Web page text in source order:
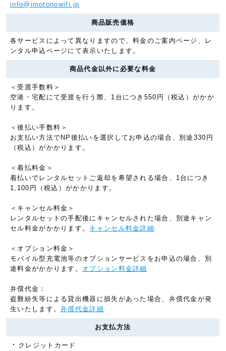
info@imotonowifi.jp
商品販売価格
各サービスによって異なりますので、料金のご案内ページ、レ
ンタル申込ページにて表示いたします。
商品代金以外に必要な料金
＜受渡手数料＞
空港・宅配にて受渡を行う際、1台につき550円（税込）がかか
ります。
＜後払い手数料＞
お支払い方法でNP後払いを選択してお申込の場合、別途330円
（税込）がかかります。
＜着払料金＞
着払いでレンタルセットご返却を希望される場合、1台につき
1,100円（税込）がかかります。
＜キャンセル料金＞
レンタルセットの手配後にキャンセルされた場合、別途キャン
セル料金がかかります。 キャンセル料金詳細
＜オプション料金＞
モバイル型充電池等のオプションサービスをお申込の場合、別
途料金がかかります。 オプション料金詳細
弁償代金：
盗難紛失等による貸出機器に損失があった場合、弁償代金が発
生いたします。弁償代金詳細
お支払方法
クレジットカード